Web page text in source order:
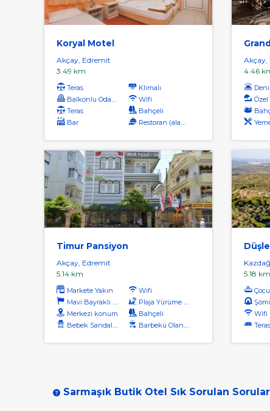
Koryal Motel
Akçay, Edremit
3.49 km
Teras
Klimalı
Balkonlu Odalar
Wifi
Teras
Bahçeli
Bar
Restoran (alakart)
Akçay,
4.46
Özel
Yemek
Timur Pansiyon
Akçay, Edremit
5.14 km
Markete Yakın
Wifi
Mavi Bayraklı Plaj
Plaja Yürüme Mesafesi
Merkezi konum
Bahçeli
Bebek Sandalyesi
Barbekü Olanağı
5.18 km
Wifi
Sarmaşık Butik Otel Sık Sorulan Sorular